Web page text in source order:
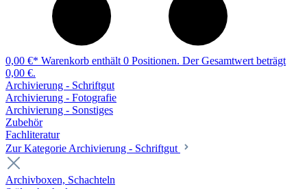
0,00 €* Warenkorb enthält 0 Positionen. Der Gesamtwert beträgt
0,00 €.
Archivierung - Schriftgut
Archivierung - Fotografie
Archivierung - Sonstiges
Zubehör
Fachliteratur
Zur Kategorie Archivierung - Schriftgut
Archivboxen, Schachteln